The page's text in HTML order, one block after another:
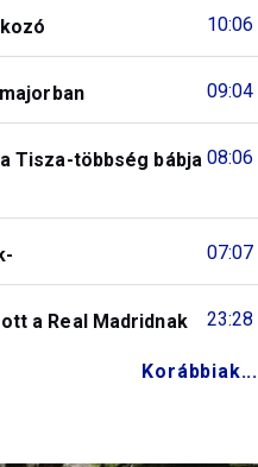
10:06
09:04
08:06
Tisza-többség bábja
07:07
23:28
a Real Madridnak
Korábbiak...